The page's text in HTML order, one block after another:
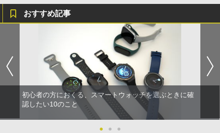
おすすめ記事
初心者の方におくる、スマートウォッチを選ぶときに確
認したい10のこと
● ● ●